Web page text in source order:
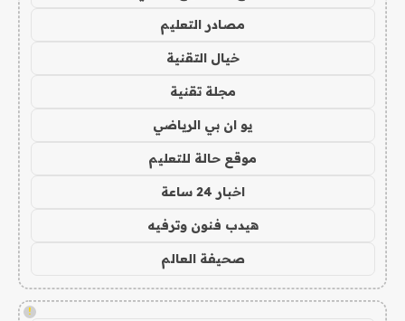
مصادر التعليم
خيال التقنية
مجلة تقنية
يو ان بي الرياضي
موقع حالة للتعليم
اخبار 24 ساعة
هيدب فنون وترفيه
صحيفة العالم
!